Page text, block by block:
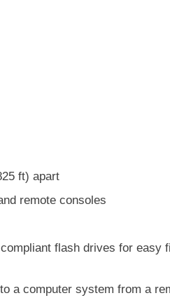
ft) apart
remote consoles
flash drives for easy
a computer system from a